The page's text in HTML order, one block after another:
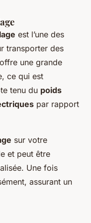
est l’une des
transporter des
une grande
ce qui est
tenu du poids
par rapport
sur votre
et peut être
Une fois
assurant un